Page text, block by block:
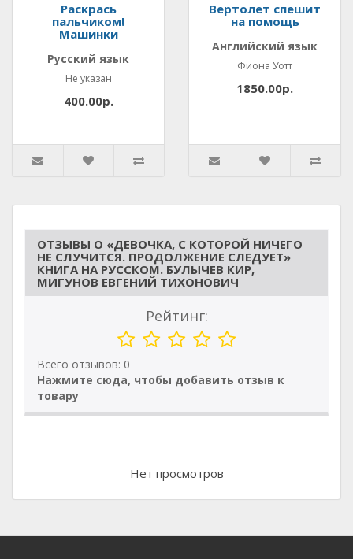
Раскрась
пальчиком!
Машинки
Русский язык
Не указан
400.00р.
Вертолет спешит
на помощь
Английский язык
Фиона Уотт
1850.00р.
ОТЗЫВЫ О «ДЕВОЧКА, С КОТОРОЙ НИЧЕГО
НЕ СЛУЧИТСЯ. ПРОДОЛЖЕНИЕ СЛЕДУЕТ»
КНИГА НА РУССКОМ. БУЛЫЧЕВ КИР,
МИГУНОВ ЕВГЕНИЙ ТИХОНОВИЧ
Рейтинг:
Всего отзывов: 0
Нажмите сюда, чтобы добавить отзыв к
товару
Нет просмотров